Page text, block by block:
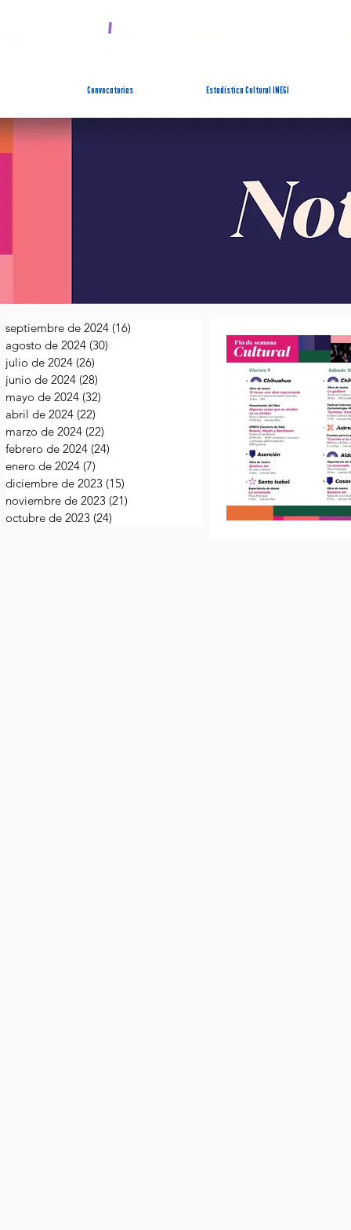
Convocatorias Estadística Cultural INEGI
septiembre de 2024 (16)
agosto de 2024 (30)
julio de 2024 (26)
junio de 2024 (28)
mayo de 2024 (32)
abril de 2024 (22)
marzo de 2024 (22)
febrero de 2024 (24)
enero de 2024 (7)
diciembre de 2023 (15)
noviembre de 2023 (21)
octubre de 2023 (24)